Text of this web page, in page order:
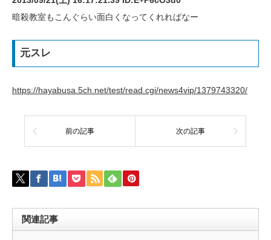
暗殺教室もこんぐらい面白くなってくれればなー
元スレ
https://hayabusa.5ch.net/test/read.cgi/news4vip/1379743320/
前の記事 次の記事
関連記事